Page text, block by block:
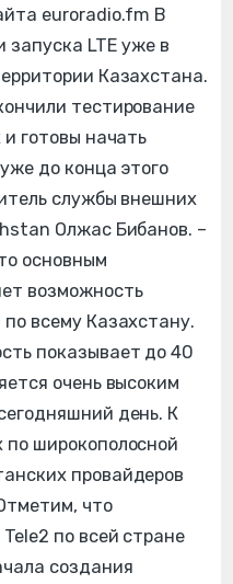
euroradio.fm В
запуска LTE уже в
Казахстана.
тестирование
и готовы начать
до конца этого
службы внешних
Олжас Бибанов. –
основным
возможность
по всему Казахстану.
показывает до 40
очень высоким
день. К
широкополосной
провайдеров
что
по всей стране
создания